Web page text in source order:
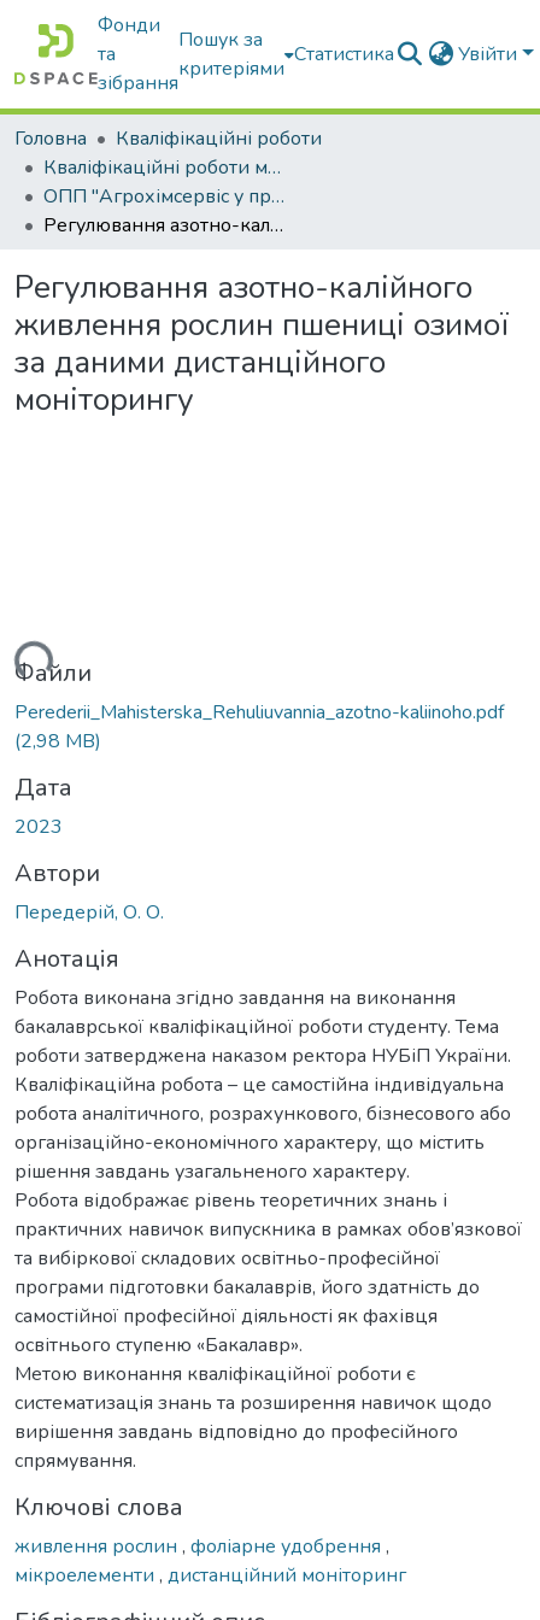
Фонди
та
зібрання
Пошук за
критеріями
Статистика Увійти
Головна
Кваліфікаційні роботи
Кваліфікаційні роботи магістрів
ОПП "Агрохімсервіс у прецизійному агровиробництві"
Регулювання азотно-калійного живлення рослин пшениці озимої за даними дистанційного моніторингу
Регулювання азотно-калійного
живлення рослин пшениці озимої
за даними дистанційного
моніторингу
Файли
Perederii_Mahisterska_Rehuliuvannia_azotno-kaliinoho.pdf
(2,98 MB)
Дата
2023
Автори
Передерій, О. О.
Анотація
Робота виконана згідно завдання на виконання
бакалаврської кваліфікаційної роботи студенту. Тема
роботи затверджена наказом ректора НУБіП України.
Кваліфікаційна робота – це самостійна індивідуальна
робота аналітичного, розрахункового, бізнесового або
організаційно-економічного характеру, що містить
рішення завдань узагальненого характеру.
Робота відображає рівень теоретичних знань і
практичних навичок випускника в рамках обов’язкової
та вибіркової складових освітньо-професійної
програми підготовки бакалаврів, його здатність до
самостійної професійної діяльності як фахівця
освітнього ступеню «Бакалавр».
Метою виконання кваліфікаційної роботи є
систематизація знань та розширення навичок щодо
вирішення завдань відповідно до професійного
спрямування.
Ключові слова
живлення рослин , фоліарне удобрення ,
мікроелементи , дистанційний моніторинг